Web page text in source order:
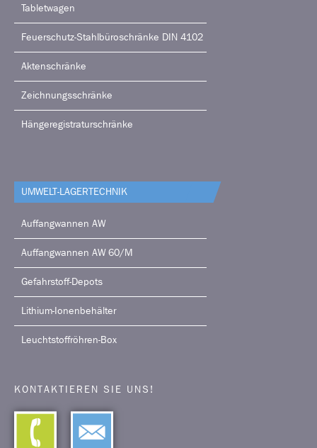
Tabletwagen
Feuerschutz-Stahlbüroschränke DIN 4102
Aktenschränke
Zeichnungsschränke
Hängeregistraturschränke
UMWELT-LAGERTECHNIK
Auffangwannen AW
Auffangwannen AW 60/M
Gefahrstoff-Depots
Lithium-Ionenbehälter
Leuchtstoffröhren-Box
KONTAKTIEREN SIE UNS!